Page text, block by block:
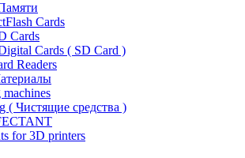
Cards
Cards
Cards ( SD Card )
Readers
( Чистящие средства )
for 3D printers